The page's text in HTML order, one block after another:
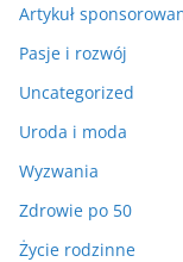
Artykuł
Pasje i rozwój
Uncategorized
Uroda i moda
Wyzwania
Zdrowie po 50
Życie rodzinne